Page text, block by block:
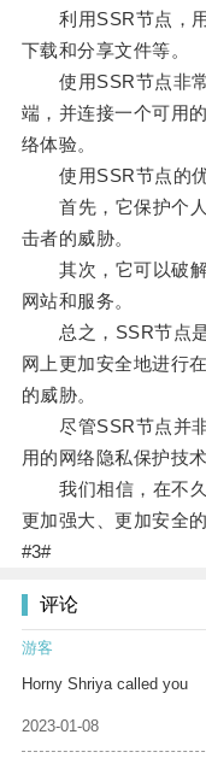
利用SSR节点，用
下载和分享文件等。
使用SSR节点非常
端，并连接一个可用
络体验。
使用SSR节点的优
首先，它保护个人
击者的威胁。
其次，它可以破解
网站和服务。
总之，SSR节点是
网上更加安全地进行
的威胁。
尽管SSR节点并非
用的网络隐私保护技术
我们相信，在不久
更加强大、更加安全
#3#
评论
游客
Horny Shriya called you
2023-01-08